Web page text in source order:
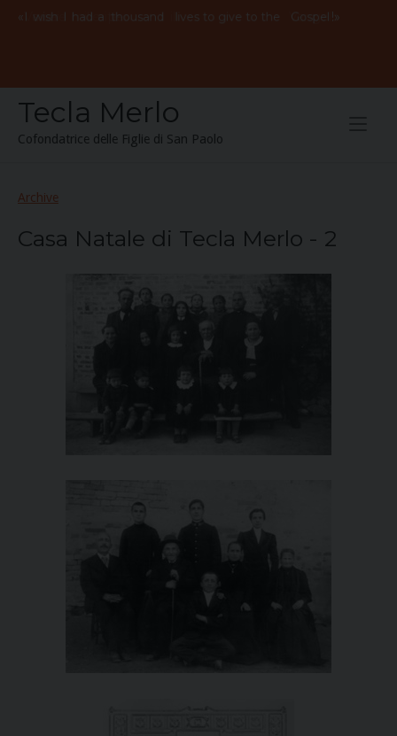
«IVorrei
wish
avereI had
mille avitethousand
per lives to give to the Gospel
Vangelo
!»
Tecla Merlo
Cofondatrice delle Figlie di San Paolo
Archive
Casa Natale di Tecla Merlo - 2